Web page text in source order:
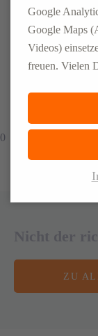
08060 Zwickau
+49
0
ZU
Google
Google Maps
Videos)
freuen. Vielen